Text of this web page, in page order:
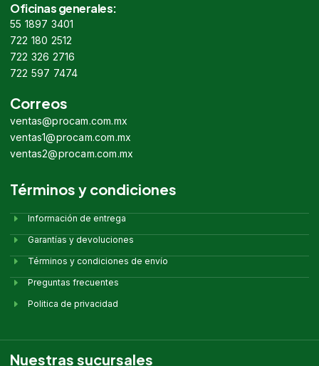
Oficinas generales:
55 1897 3401
722 180 2512
722 326 2716
722 597 7474
Correos
ventas@procam.com.mx
ventas1@procam.com.mx
ventas2@procam.com.mx
Términos y condiciones
Información de entrega
Garantías y devoluciones
Términos y condiciones de envío
Preguntas frecuentes
Politica de privacidad
Nuestras sucursales